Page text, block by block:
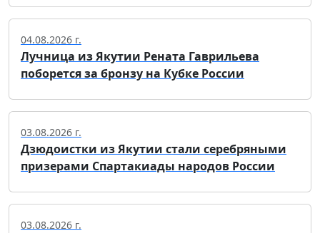
04.08.2026 г.
Лучница из Якутии Рената Гаврильева
поборется за бронзу на Кубке России
03.08.2026 г.
Дзюдоистки из Якутии стали серебряными
призерами Спартакиады народов России
03.08.2026 г.